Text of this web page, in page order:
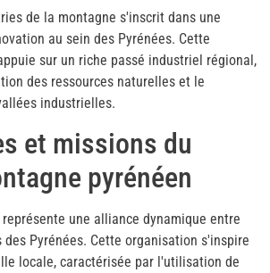
de la montagne s'inscrit dans une
au sein des Pyrénées. Cette
sur un riche passé industriel régional,
des ressources naturelles et le
industrielles.
et missions du
pyrénéen
une alliance dynamique entre
des Pyrénées. Cette organisation s'inspire
locale, caractérisée par l'utilisation de